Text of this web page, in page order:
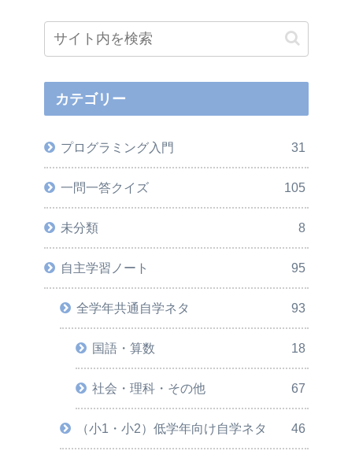
カテゴリー
プログラミング入門 31
一問一答クイズ 105
未分類 8
自主学習ノート 95
全学年共通自学ネタ 93
国語・算数 18
社会・理科・その他 67
（小1・小2）低学年向け自学ネタ 46